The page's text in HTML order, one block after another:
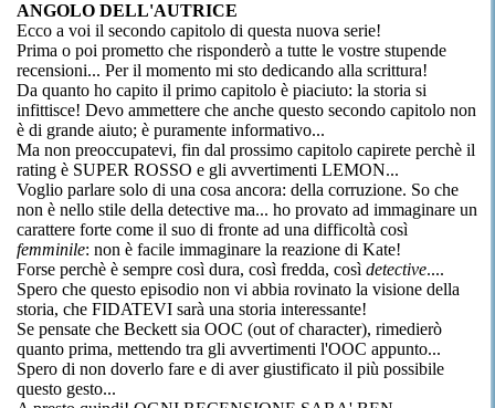
ANGOLO DELL'AUTRICE
Ecco a voi il secondo capitolo di questa nuova serie!
Prima o poi prometto che risponderò a tutte le vostre stupende
recensioni... Per il momento mi sto dedicando alla scrittura!
Da quanto ho capito il primo capitolo è piaciuto: la storia si
infittisce! Devo ammettere che anche questo secondo capitolo non
è di grande aiuto; è puramente informativo...
Ma non preoccupatevi, fin dal prossimo capitolo capirete perchè il
rating è SUPER ROSSO e gli avvertimenti LEMON...
Voglio parlare solo di una cosa ancora: della corruzione. So che
non è nello stile della detective ma... ho provato ad immaginare un
carattere forte come il suo di fronte ad una difficoltà così
femminile: non è facile immaginare la reazione di Kate!
Forse perchè è sempre così dura, così fredda, così detective....
Spero che questo episodio non vi abbia rovinato la visione della
storia, che FIDATEVI sarà una storia interessante!
Se pensate che Beckett sia OOC (out of character), rimedierò
quanto prima, mettendo tra gli avvertimenti l'OOC appunto...
Spero di non doverlo fare e di aver giustificato il più possibile
questo gesto...